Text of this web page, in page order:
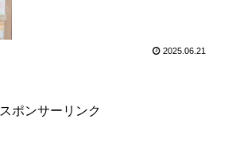
2025.06.21
スポンサーリンク